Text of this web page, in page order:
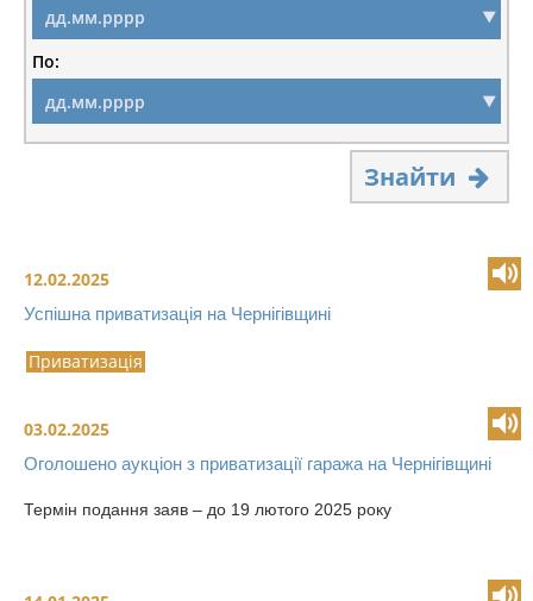
По:
Знайти
12.02.2025
Успішна приватизація на Чернігівщині
Приватизація
03.02.2025
Оголошено аукціон з приватизації гаража на Чернігівщині
Термін подання заяв – до 19 лютого 2025 року